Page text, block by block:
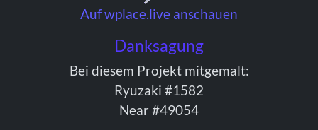
Auf wplace.live anschauen
Danksagung
Bei diesem Projekt mitgemalt:
Ryuzaki #1582
Near #49054